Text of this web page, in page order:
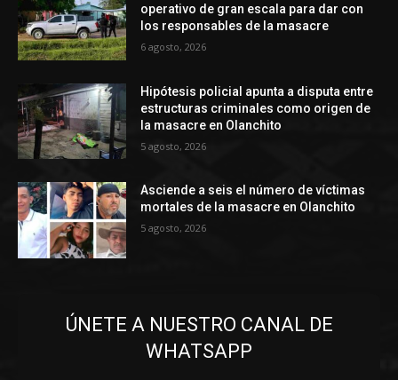
operativo de gran escala para dar con
los responsables de la masacre
6 agosto, 2026
Hipótesis policial apunta a disputa entre
estructuras criminales como origen de
la masacre en Olanchito
5 agosto, 2026
Asciende a seis el número de víctimas
mortales de la masacre en Olanchito
5 agosto, 2026
ÚNETE A NUESTRO CANAL DE
WHATSAPP